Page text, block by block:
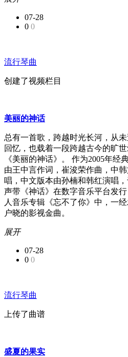
07-28
0 0
流行琴曲
创建了视频栏目
美丽的神话
总有一首歌，跨越时光长河，从
回忆，也载着一段跨越古今的旷
《美丽的神话》。 作为2005年经
由王中言作词，崔浚荣作曲，中
唱，中文版本由孙楠和韩红演唱
声带《神话》在数字音乐平台发
人音乐专辑《忘不了你》中，一
户晓的影视金曲。
展开
07-28
0 0
流行琴曲
上传了曲谱
盛夏的果实